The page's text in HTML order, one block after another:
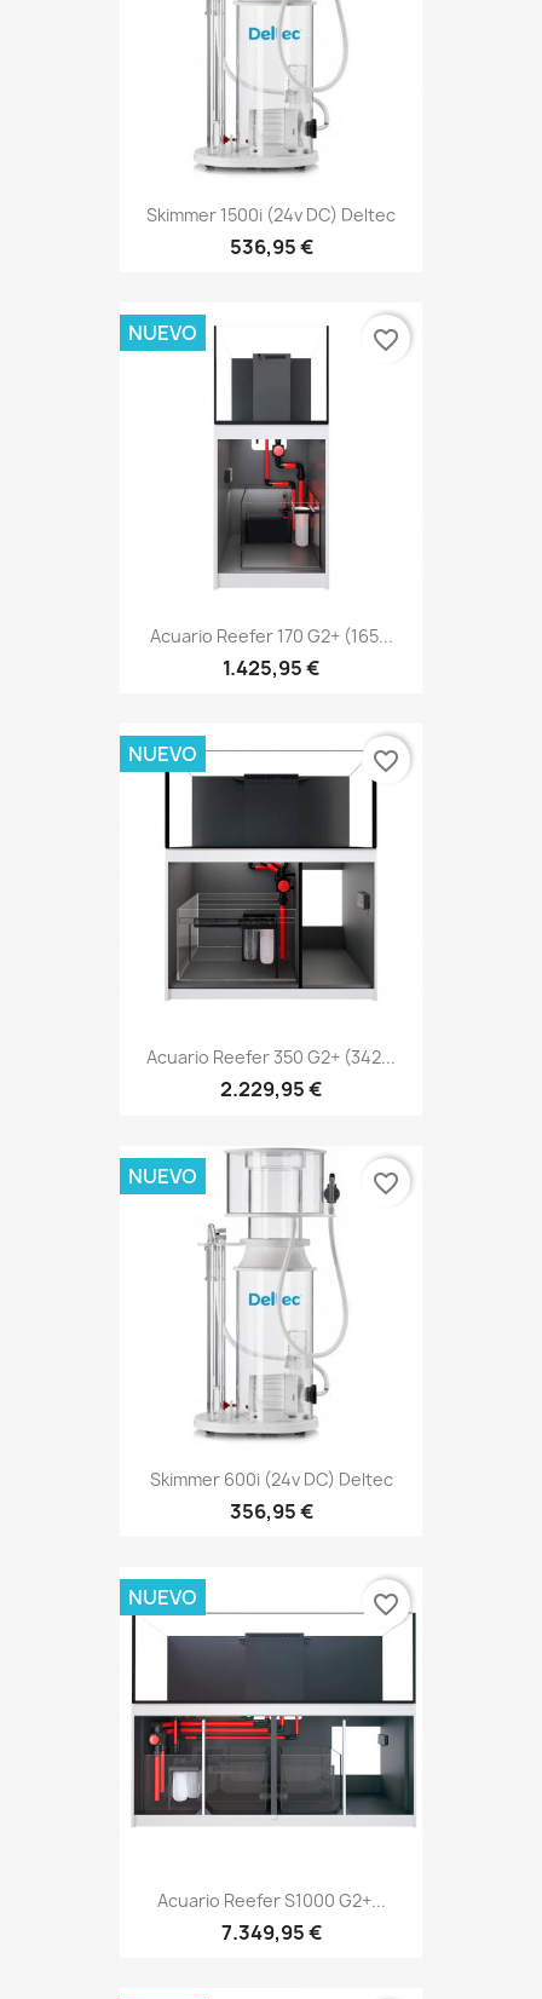
Skimmer 1500i (24v DC) Deltec
536,95 €
Acuario Reefer 170 G2+ (165...
1.425,95 €
NUEVO favorite_border
Acuario Reefer 350 G2+ (342...
2.229,95 €
NUEVO favorite_border
Skimmer 600i (24v DC) Deltec
356,95 €
NUEVO favorite_border
Acuario Reefer S1000 G2+...
7.349,95 €
NUEVO favorite_border